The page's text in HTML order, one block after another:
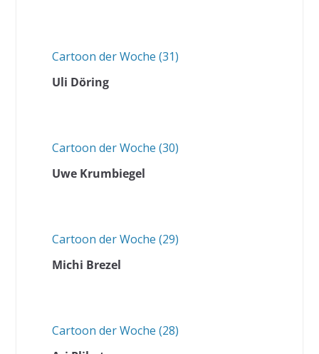
Cartoon der Woche (31)
Uli Döring
Cartoon der Woche (30)
Uwe Krumbiegel
Cartoon der Woche (29)
Michi Brezel
Cartoon der Woche (28)